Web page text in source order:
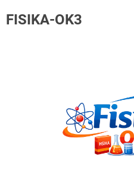
FISIKA-OK3